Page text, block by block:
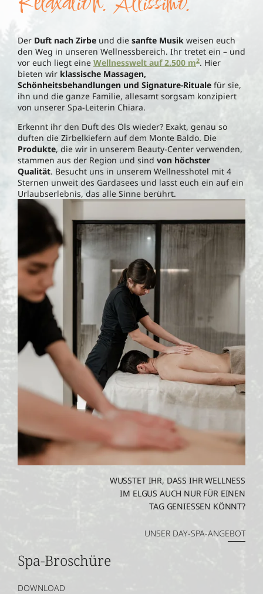
WUSSTET IHR, DASS IHR WELLNESS
IM ELGUS AUCH NUR FÜR EINEN
TAG GENIESSEN KÖNNT?
UNSER DAY-SPA-ANGEBOT
Der Duft nach Zirbe und die sanfte Musik weisen euch
den Weg in unseren Wellnessbereich. Ihr tretet ein – und
vor euch liegt eine Wellnesswelt auf 2.500 m2. Hier
bieten wir klassische Massagen,
Schönheitsbehandlungen und Signature-Rituale für sie,
ihn und die ganze Familie, allesamt sorgsam konzipiert
von unserer Spa-Leiterin Chiara.
Erkennt ihr den Duft des Öls wieder? Exakt, genau so
duften die Zirbelkiefern auf dem Monte Baldo. Die
Produkte, die wir in unserem Beauty-Center verwenden,
stammen aus der Region und sind von höchster
Qualität. Besucht uns in unserem Wellnesshotel mit 4
Sternen unweit des Gardasees und lasst euch ein auf ein
Urlaubserlebnis, das alle Sinne berührt.
Spa-Broschüre
DOWNLOAD